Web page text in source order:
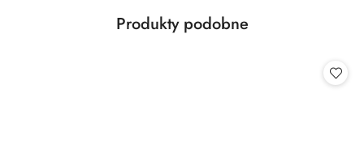
Pomiń karuzelę produktów
Produkty
Produkty podobne